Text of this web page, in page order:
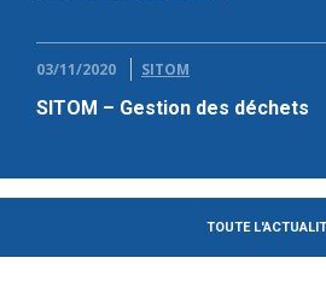
03/11/2020 SITOM
SITOM – Gestion des déchets
TOUTE